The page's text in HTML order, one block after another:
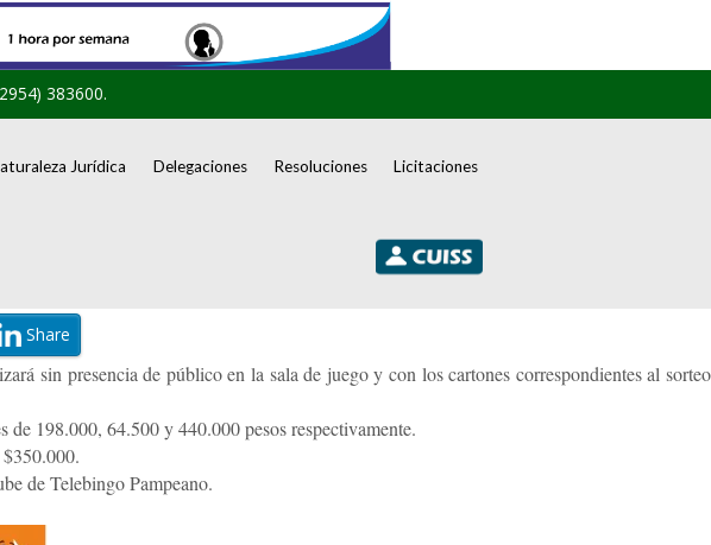
383600.
Jurídica Delegaciones Resoluciones Licitaciones
Share
sin presencia de público en la sala de juego y con los cartones correspondientes al sorteo
198.000, 64.500 y 440.000 pesos respectivamente.
de Telebingo Pampeano.